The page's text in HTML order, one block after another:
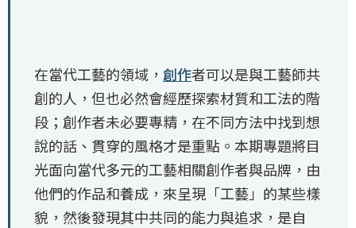
在當代工藝的領域， 創作者可以是與工藝師共
創的人，但也必然會經歷探索材質和工法的階
段；創作者未必要專精，在不同方法中找到想
說的話、貫穿的風格才是重點。本期專題將目
光面向當代多元的工藝相關創作者與品牌，由
他們的作品和養成，來呈現「工藝」的某些樣
貌，然後發現其中共同的能力與追求，是自